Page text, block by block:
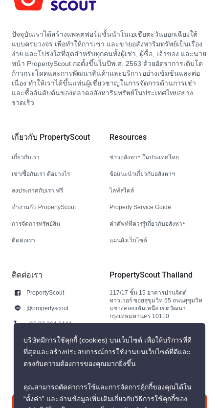
ปัจจุบันเราได้สร้างแพลตฟอร์มชั้นนำในเอเชียตะวันออกเฉียงใต้
แบบครบวงจร เพื่อทำให้การเช่า และขายอสังหาริมทรัพย์เป็นเรื่อง
ง่าย และโปร่งใสที่สุดสำหรับทุกคนทั้งผู้เช่า, ผู้ซื้อ, เจ้าของ และนาย
หน้า PropertyScout ก่อตั้งขึ้นในปีพ.ศ. 2563 ด้วยอัตราการเติบโต
ก้าวกระโดดและการพัฒนาสินค้าและบริการอย่างเข้มข้นและต่อ
เนื่อง ทำให้เราได้ขึ้นแท่นผู้เชี่ยวชาญในการจัดการด้านการเช่า
และซื้ออันดับต้นของตลาดอสังหาริมทรัพย์ในประเทศไทยอย่าง
รวดเร็ว
เกี่ยวกับ PropertyScout
เกี่ยวกับเรา
เช่า/ซื้อกับเรา ดีอย่างไร
ลงประกาศกับเรา ฟรี
ทำงานกับ PropertyScout
การจัดการทรัพย์สิน
ติดต่อเรา
Resources
ข่าวอสังหาฯ ในประเทศไทย
ข้อแนะนำเกี่ยวกับอสังหาฯ
ไลฟ์สไตล์
Property Service Guide
คำศัพท์ที่ควรรู้เกี่ยวกับอสังหาฯ
แผนผังเว็บไซต์
ติดต่อเรา
PropertyScout
@propertyscout
+66 92 264 3444
+66 92 264 3444
contact@propertyscout.co.th
PropertyScout Thailand
117/17 ชั้น 15 อาคารปานจิตต์
ทาวเวอร์ ซอยสุขุมวิท 55 ถนนสุขุมวิท
แขวงคลองตันเหนือ เขตวัฒนา
กรุงเทพมหานคร 10110
ติดต่อเรา
บริษัทมีการใช้คุกกี้ (cookies) บนเว็บไซต์ เพื่อให้บริการที่ดี
ที่สุดและสร้างประสบการณ์การใช้งานบนเว็บไซต์ที่ดีและ
ตรงกับความต้องการของคุณมากยิ่งขึ้น
คุณสามารถตัดค่าการใช้และการจัดการคุ้กกี้ของคุณได้ใน
“ตั้งค่า” และอ่านข้อมูลเพิ่มเติมเกี่ยวกับวิธีการใช้คุกกี้ของ